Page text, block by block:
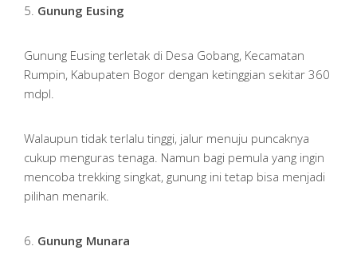
5. Gunung Eusing
Gunung Eusing terletak di Desa Gobang, Kecamatan
Rumpin, Kabupaten Bogor dengan ketinggian sekitar 360
mdpl.
Walaupun tidak terlalu tinggi, jalur menuju puncaknya
cukup menguras tenaga. Namun bagi pemula yang ingin
mencoba trekking singkat, gunung ini tetap bisa menjadi
pilihan menarik.
6. Gunung Munara